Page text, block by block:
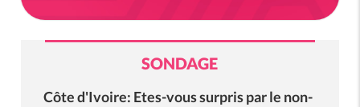
SONDAGE
Côte d'Ivoire: Etes-vous surpris par le non-